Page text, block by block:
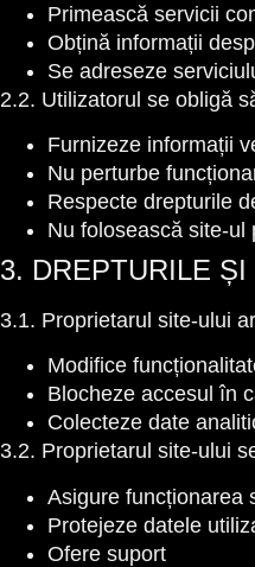
Primească servicii
Obțină informații
Se adreseze
2.2. Utilizatorul se obligă
Furnizeze informații
Nu perturbe
Respecte drepturile
Nu folosească site-ul
3. DREPTURILE
3.1. Proprietarul site-ului
Modifice
Blocheze accesul în
Colecteze date
3.2. Proprietarul site-ului
Asigure funcționarea
Protejeze datele
Ofere suport